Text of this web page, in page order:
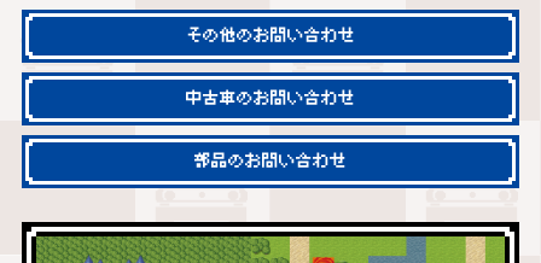
その他のお問い合わせ
中古車のお問い合わせ
部品のお問い合わせ